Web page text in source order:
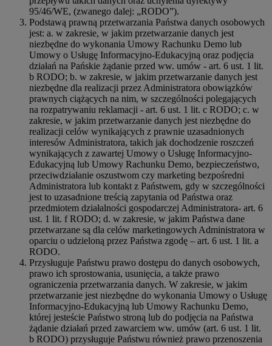
95/46/WE, (zwanego dalej: „RODO”).
Podstawą prawną przetwarzania Państwa danych osobowych
jest: a. w zakresie, w jakim przetwarzanie danych jest
niezbędne do wykonania Umowy Rachunku Demo lub
Umowy o Usługę Informacyjno-Edukacyjną oraz podjęcia
działań na Pańskie żądanie przed ww. umów - art. 6 ust. 1 lit.
b RODO; b. w zakresie, w jakim przetwarzanie danych jest
niezbędne dla realizacji przez Administratora obowiązków
prawnych ciążących na nim, w szczególności polegających
na rozpatrywaniu reklamacji - art. 6 ust. 1 lit. c RODO; c. w
zakresie, w jakim przetwarzanie danych jest niezbędne do
realizacji celów wynikających z prawnie uzasadnionych
interesów Administratora, takich jak dochodzenie roszczeń
wynikających z zawartej Umowy o Usługę Informacyjno-
Edukacyjną lub Umowy Rachunku Demo, bezpieczeństwo,
przeciwdziałanie oszustwom czy marketing bezpośredni
Administratora lub kontakt z Państwem, gdy w szczególności
jest to uzasadnione treścią zapytania od Państwa oraz
przedmiotem działalności gospodarczej Administratora- art. 6
ust. 1 lit. f RODO; d. w zakresie, w jakim Państwa dane
przetwarzane są dla celów marketingowych Administratora w
oparciu o udzieloną przez Państwa zgodę – art. 6 ust. 1 lit. a
RODO.
Przysługuje Państwu prawo dostępu do danych osobowych,
prawo ich sprostowania, usunięcia, a także prawo
ograniczenia przetwarzania danych. W zakresie, w jakim
przetwarzanie jest niezbędne do wykonania Umowy o Usługę
Informacyjno-Edukacyjną lub Umowy Rachunku Demo,
której jesteście Państwo stroną lub do podjęcia na Państwa
żądanie działań przed zawarciem ww. umów (art. 6 ust. 1 lit.
b RODO) przysługuje Państwu również prawo przenoszenia